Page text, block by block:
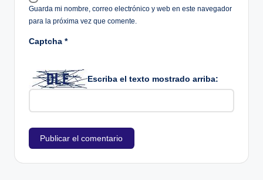
Guarda mi nombre, correo electrónico y web en este navegador
para la próxima vez que comente.
Captcha *
Escriba el texto mostrado arriba: